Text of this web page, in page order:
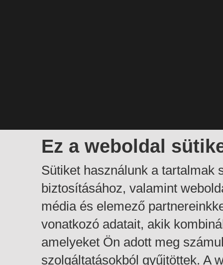
Ez a weboldal
Sütiket használunk a tartalmak
biztosításához, valamint
média és elemező
vonatkozó adatait, akik
amelyeket Ön adott meg
szolgáltatásokból gyűjtöttek. A